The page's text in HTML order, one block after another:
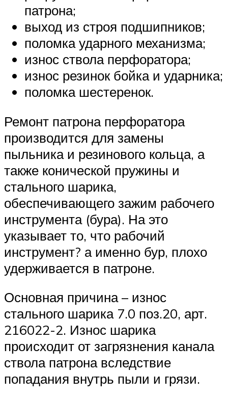
патрона;
выход из строя подшипников;
поломка ударного механизма;
износ ствола перфоратора;
износ резинок бойка и ударника;
поломка шестеренок.
Ремонт патрона перфоратора
производится для замены
пыльника и резинового кольца, а
также конической пружины и
стального шарика,
обеспечивающего зажим рабочего
инструмента (бура). На это
указывает то, что рабочий
инструмент? а именно бур, плохо
удерживается в патроне.
Основная причина – износ
стального шарика 7.0 поз.20, арт.
216022-2. Износ шарика
происходит от загрязнения канала
ствола патрона вследствие
попадания внутрь пыли и грязи.